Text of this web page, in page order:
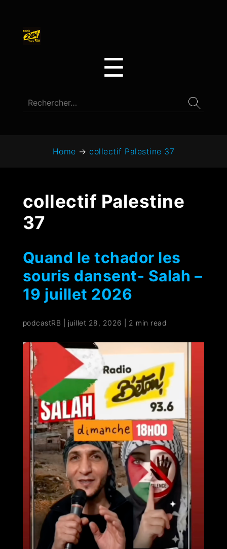
☰
Home → collectif Palestine 37
collectif Palestine
37
Quand le tchador les
souris dansent- Salah –
19 juillet 2026
podcastRB juillet 28, 2026 2 min read